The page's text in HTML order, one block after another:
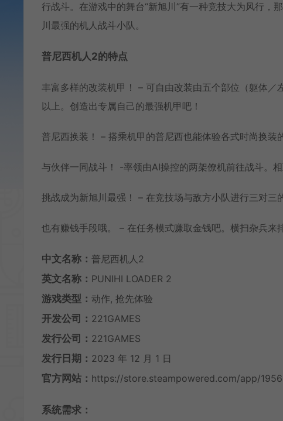
行战斗。在游戏中的舞台“新旭川”有一种竞技大为风行，
川最强的机人战斗小队。
普尼西机人2的特点
丰富多样的改装机甲！ – 可自由改装由五个部位（躯体
以上。创造出专属自己的最强机甲吧！
普尼西换装！ – 搭乘机甲的普尼西也能体验各式时尚换装
与伙伴一同战斗！ -率领由AI操控的两架僚机前往战斗。
挑战成为新旭川最强！ – 在竞技场与敌方小队进行三对三
也有赚钱手段哦。 – 在任务模式赚取金钱吧。横扫杂兵来
中文名称： 普尼西机人2
英文名称： PUNIHI LOADER 2
游戏类型： 动作, 抢先体验
开发公司： 221GAMES
发行公司： 221GAMES
发行日期： 2023 年 12 月 1 日
官方网站： https://store.steampowered.com/app/
系统需求：